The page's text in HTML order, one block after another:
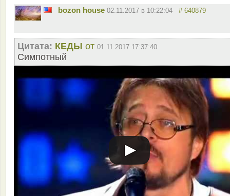
bozon house 02.11.2017 в 10:22:04 # 640879
Цитата: КЕДЫ от 01.11.2017 17:37:40
Симпотный